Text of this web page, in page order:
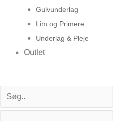
Gulvunderlag
Lim og Primere
Underlag & Pleje
Outlet